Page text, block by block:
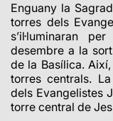
Enguany la
torres dels
s’il·luminaran
desembre a la
de la Basílica.
torres centrals.
dels Evangelistes
torre central de